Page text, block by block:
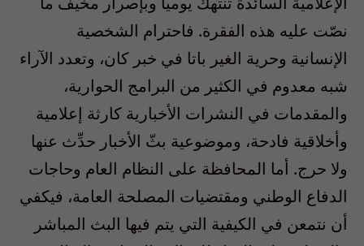
نصّت عليه هذه الفقرة. فاحترام الشخصية
الإنسانية وحرية الغير باتا في خبر كان، وتعدد الآراء
شبه معدوم في الكثير من البرامج الحوارية،
والمقدمات في النشرات الأخبارية كارثة إعلامية
وأخلاقية فادحة، وموضوعية بثّ الأخبار حدِّث عنها
ولا حرج. أما المحافظة على النظام العام وحاجات
الدفاع الوطني ومقتضيات المصلحة العامة، فيكفي
أن نتمعن في الكيفية التي يتم فيها البث المباشر